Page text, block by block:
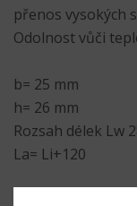
přenos vysokých
Odolnost vůči
b= 25 mm
h= 26 mm
Rozsah délek Lw
La= Li+120